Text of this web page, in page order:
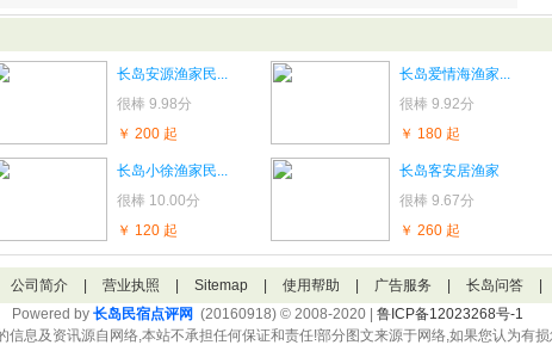
长岛安源渔家民...
很棒 9.98分
￥ 200 起
长岛爱情海渔家...
很棒 9.92分
￥ 180 起
长岛小徐渔家民...
很棒 10.00分
￥ 120 起
长岛客安居渔家
很棒 9.67分
￥ 260 起
公司简介 营业执照 Sitemap 使用帮助 广告服务 长岛问答
Powered by 长岛民宿点评网 (20160918) © 2008-2020 | 鲁ICP备12023268号-1
信息及资讯源自网络,本站不承担任何保证和责任!部分图文来源于网络,如果您认为有损